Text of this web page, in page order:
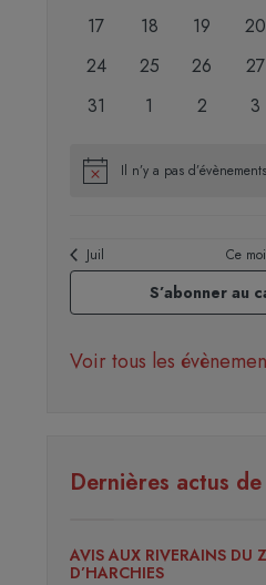
0
17
0
18
0
19
0
20
0
24
0
25
0
26
0
27
0
31
01
0
2
0
3
Notice Il n’y a pas
Juil Ce
S’abonner au
Voir tous les
Dernières actus
AVIS AUX RIVERAINS DU
D’HARCHIES